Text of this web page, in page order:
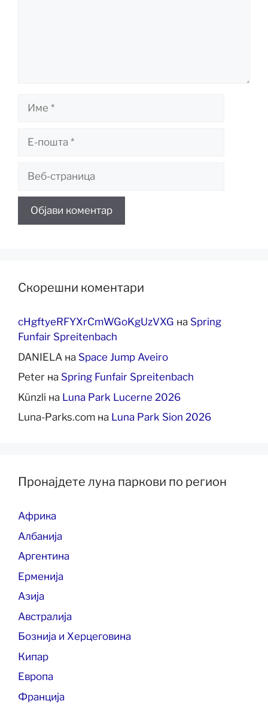
Име
Веб-
страница
Скорешни коментари
cHgftyeRFYXrCmWGoKgUzVXG на Spring
Funfair Spreitenbach
DANIELA на Space Jump Aveiro
Peter на Spring Funfair Spreitenbach
Künzli на Luna Park Lucerne 2026
Luna-Parks.com на Luna Park Sion 2026
Пронајдете луна паркови по регион
Африка
Албанија
Аргентина
Ерменија
Азија
Австралија
Бознија и Херцеговина
Кипар
Европа
Франција